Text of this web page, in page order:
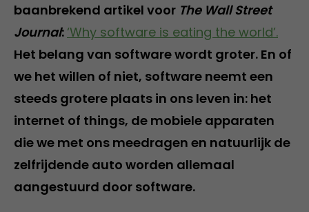
baanbrekend artikel voor The Wall Street
Journal:‘Why software is eating the world’.
Het belang van software wordt groter. En of
we het willen of niet, software neemt een
steeds grotere plaats in ons leven in: het
internet of things, de mobiele apparaten
die we met ons meedragen en natuurlijk de
zelfrijdende auto worden allemaal
aangestuurd door software.